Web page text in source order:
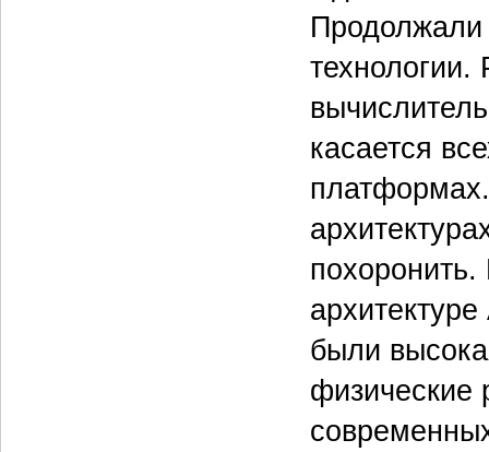
Продолжали
технологии.
касается
были
физические